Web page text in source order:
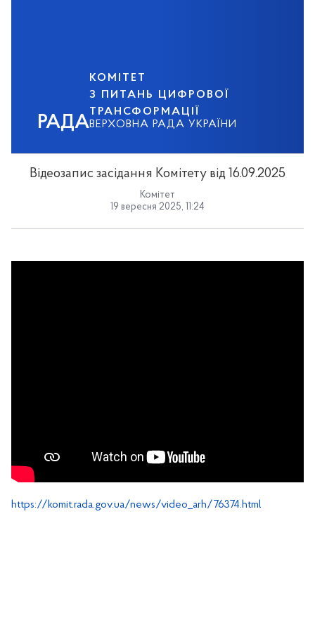
РАДА
КОМІТЕТ
З ПИТАНЬ ЦИФРОВОЇ
ТРАНСФОРМАЦІЇ
ВЕРХОВНА РАДА УКРАЇНИ
Відеозапис засідання Комітету від 16.09.2025
Комітет
19 вересня 2025, 11:24
https://komit.rada.gov.ua/news/video_arh/76374.html